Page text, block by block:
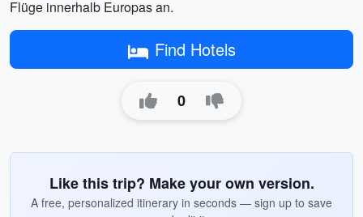
Flüge innerhalb Europas an.
Find Hotels
0
Like this trip? Make your own version.
A free, personalized itinerary in seconds — sign up to save